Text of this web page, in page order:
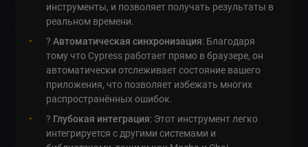
инструменты, и позволяет получать результаты в
реальном времени.
?Автоматическая синхронизация: Благодаря
тому что Cypress работает прямо в браузере, он
автоматически отслеживает состояние вашего
приложения, что позволяет избежать многих
распространённых ошибок.
? Глубокая интеграция: Этот инструмент легко
интегрируется с другими системами и